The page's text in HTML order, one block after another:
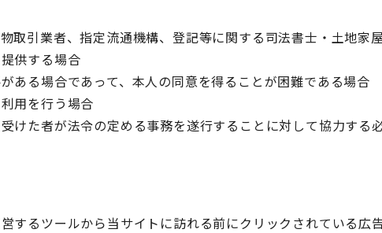
引業者、指定流通機構、登記等に関する司法書士・土地家
供する場合
る場合であって、本人の同意を得ることが困難である場合
用を行う場合
た者が法令の定める事務を遂行することに対して協力する
するツールから当サイトに訪れる前にクリックされている広